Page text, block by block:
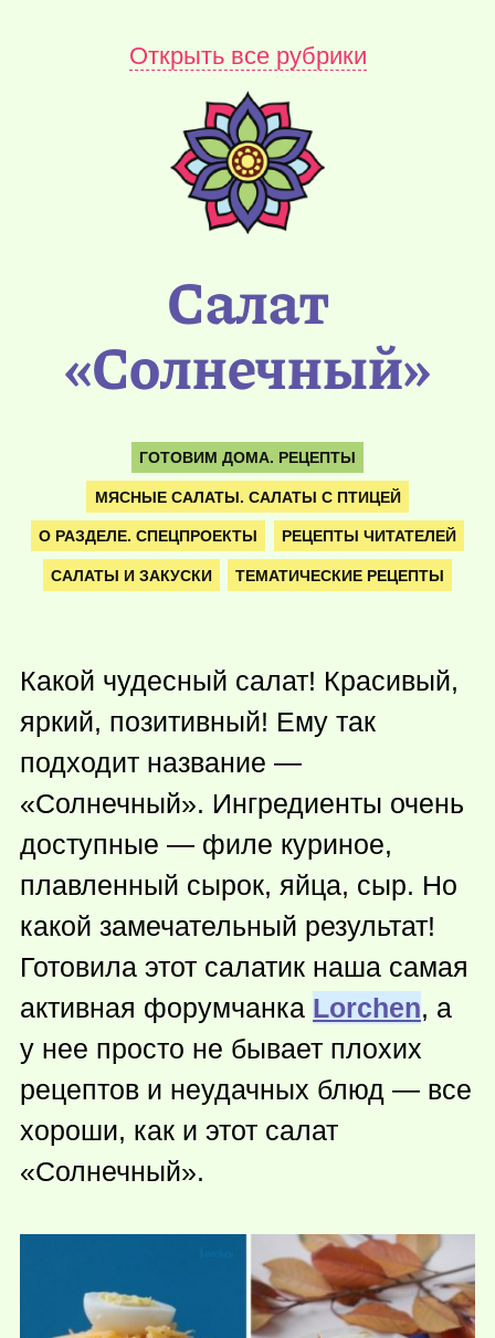
Открыть все рубрики
Салат
«Солнечный»
ГОТОВИМ ДОМА. РЕЦЕПТЫ
МЯСНЫЕ САЛАТЫ. САЛАТЫ С ПТИЦЕЙ
О РАЗДЕЛЕ. СПЕЦПРОЕКТЫ РЕЦЕПТЫ ЧИТАТЕЛЕЙ
САЛАТЫ И ЗАКУСКИ ТЕМАТИЧЕСКИЕ РЕЦЕПТЫ
Какой чудесный салат! Красивый,
яркий, позитивный! Ему так
подходит название —
«Солнечный». Ингредиенты очень
доступные — филе куриное,
плавленный сырок, яйца, сыр. Но
какой замечательный результат!
Готовила этот салатик наша самая
активная форумчанка Lorchen, а
у нее просто не бывает плохих
рецептов и неудачных блюд — все
хороши, как и этот салат
«Солнечный».